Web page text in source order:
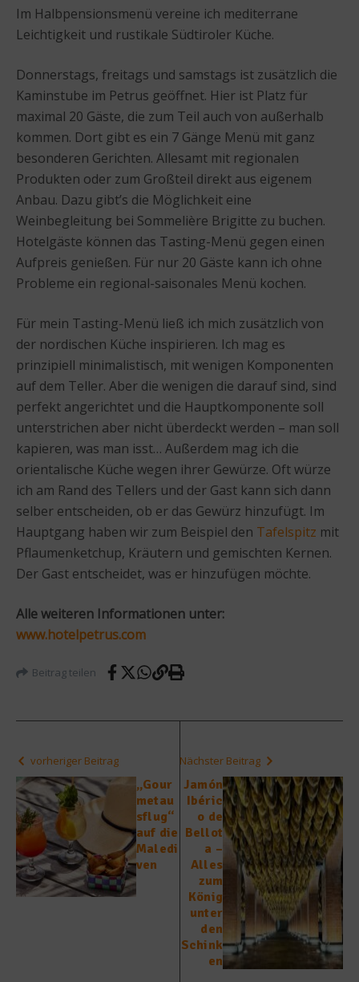
Im Halbpensionsmenü vereine ich mediterrane
Leichtigkeit und rustikale Südtiroler Küche.
Donnerstags, freitags und samstags ist zusätzlich die
Kaminstube im Petrus geöffnet. Hier ist Platz für
maximal 20 Gäste, die zum Teil auch von außerhalb
kommen. Dort gibt es ein 7 Gänge Menü mit ganz
besonderen Gerichten. Allesamt mit regionalen
Produkten oder zum Großteil direkt aus eigenem
Anbau. Dazu gibt’s die Möglichkeit eine
Weinbegleitung bei Sommelière Brigitte zu buchen.
Hotelgäste können das Tasting-Menü gegen einen
Aufpreis genießen. Für nur 20 Gäste kann ich ohne
Probleme ein regional-saisonales Menü kochen.
Für mein Tasting-Menü ließ ich mich zusätzlich von
der nordischen Küche inspirieren. Ich mag es
prinzipiell minimalistisch, mit wenigen Komponenten
auf dem Teller. Aber die wenigen die darauf sind, sind
perfekt angerichtet und die Hauptkomponente soll
unterstrichen aber nicht überdeckt werden – man soll
kapieren, was man isst… Außerdem mag ich die
orientalische Küche wegen ihrer Gewürze. Oft würze
ich am Rand des Tellers und der Gast kann sich dann
selber entscheiden, ob er das Gewürz hinzufügt. Im
Hauptgang haben wir zum Beispiel den Tafelspitz mit
Pflaumenketchup, Kräutern und gemischten Kernen.
Der Gast entscheidet, was er hinzufügen möchte.
Alle weiteren Informationen unter:
www.hotelpetrus.com
Beitrag teilen
vorheriger Beitrag
„Gour
metau
sflug“
auf die
Maledi
ven
Nächster Beitrag
Jamón
Ibéric
o de
Bellot
a –
Alles
zum
König
unter
den
Schink
en